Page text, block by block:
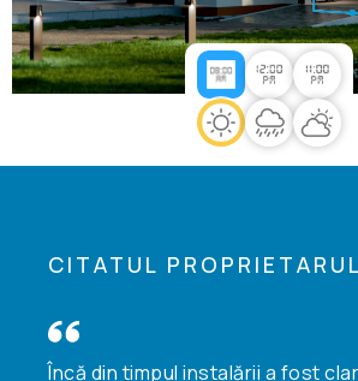
CITATUL
Încă din timpul instalării a fost